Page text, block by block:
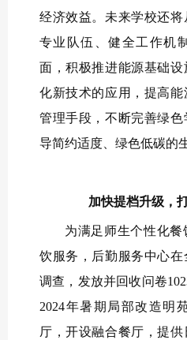
经济效益。未来学校还
专业队伍、健全工作机
面，积极推进能源基础
化新技术的应用，提高
管理手段，不断完善绿
导简约适度、绿色低碳的
加快提档升级，
为满足师生个性化
饮服务，后勤服务中心
调查，发放并回收问卷
2024年暑期局部改造明
厅，开设融合餐厅，提供